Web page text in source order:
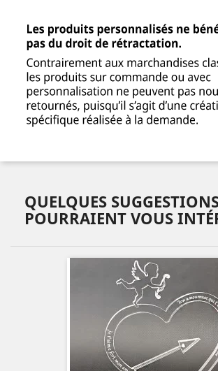
QUELQUES
POURRAIENT VOUS